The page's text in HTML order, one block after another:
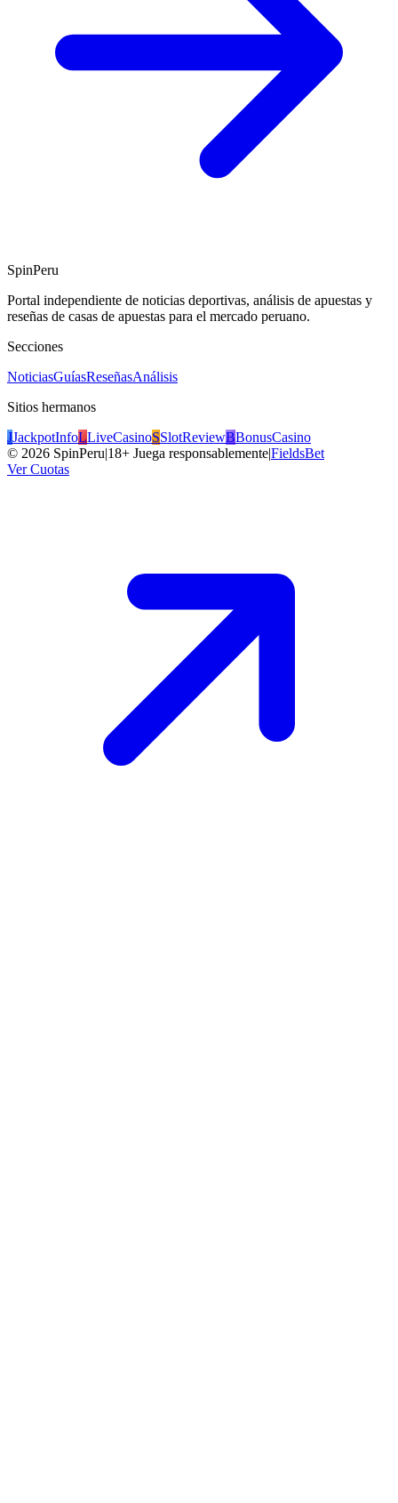
SpinPeru
Portal independiente de noticias deportivas, análisis de apuestas y
reseñas de casas de apuestas para el mercado peruano.
Secciones
NoticiasGuíasReseñasAnálisis
Sitios hermanos
JJackpotInfoLLiveCasinoSSlotReviewBBonusCasino
© 2026 SpinPeru|18+ Juega responsablemente|FieldsBet
Ver Cuotas